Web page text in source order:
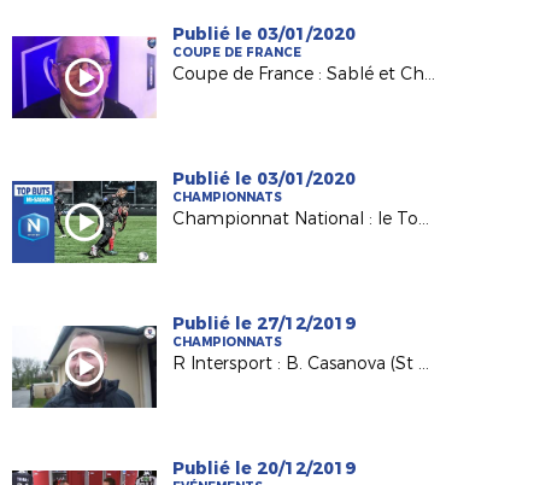
Publié le 03/01/2020
COUPE DE FRANCE
Coupe de France : Sablé et Challans à l'assaut des 32es !
Publié le 03/01/2020
CHAMPIONNATS
Championnat National : le Top buts mi-saison !
Publié le 27/12/2019
CHAMPIONNATS
R Intersport : B. Casanova (St Philbert) fait le point
Publié le 20/12/2019